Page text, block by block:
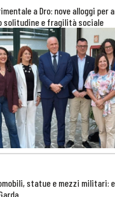
a Dro: nove alloggi per
e fragilità sociale
statue e mezzi militari: